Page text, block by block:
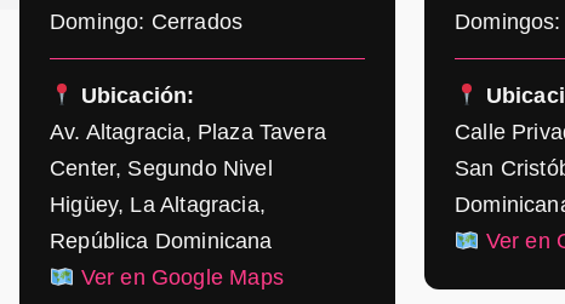
Domingo: Cerrados
Ubicación:
Av. Altagracia, Plaza Tavera
Center, Segundo Nivel
Higüey, La Altagracia,
República Dominicana
Ver en Google Maps
Calle
San
Ver en